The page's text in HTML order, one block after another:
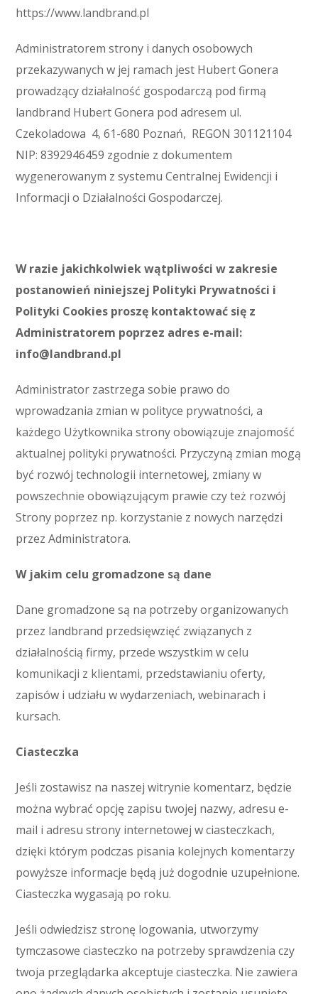
https://www.landbrand.pl
Administratorem strony i danych osobowych
przekazywanych w jej ramach jest Hubert Gonera
prowadzący działalność gospodarczą pod firmą
landbrand Hubert Gonera pod adresem ul.
Czekoladowa 4, 61-680 Poznań, REGON 301121104
NIP: 8392946459 zgodnie z dokumentem
wygenerowanym z systemu Centralnej Ewidencji i
Informacji o Działalności Gospodarczej.
W razie jakichkolwiek wątpliwości w zakresie
postanowień niniejszej Polityki Prywatności i
Polityki Cookies proszę kontaktować się z
Administratorem poprzez adres e-mail:
info@landbrand.pl
Administrator zastrzega sobie prawo do
wprowadzania zmian w polityce prywatności, a
każdego Użytkownika strony obowiązuje znajomość
aktualnej polityki prywatności. Przyczyną zmian mogą
być rozwój technologii internetowej, zmiany w
powszechnie obowiązującym prawie czy też rozwój
Strony poprzez np. korzystanie z nowych narzędzi
przez Administratora.
W jakim celu gromadzone są dane
Dane gromadzone są na potrzeby organizowanych
przez landbrand przedsięwzięć związanych z
działalnością firmy, przede wszystkim w celu
komunikacji z klientami, przedstawianiu oferty,
zapisów i udziału w wydarzeniach, webinarach i
kursach.
Ciasteczka
Jeśli zostawisz na naszej witrynie komentarz, będzie
można wybrać opcję zapisu twojej nazwy, adresu e-
mail i adresu strony internetowej w ciasteczkach,
dzięki którym podczas pisania kolejnych komentarzy
powyższe informacje będą już dogodnie uzupełnione.
Ciasteczka wygasają po roku.
Jeśli odwiedzisz stronę logowania, utworzymy
tymczasowe ciasteczko na potrzeby sprawdzenia czy
twoja przeglądarka akceptuje ciasteczka. Nie zawiera